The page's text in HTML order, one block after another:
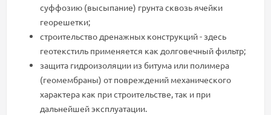
суффозию (высыпание) грунта сквозь ячейки
георешетки;
строительство дренажных конструкций - здесь
геотекстиль применяется как долговечный фильтр;
защита гидроизоляции из битума или полимера
(геомембраны) от повреждений механического
характера как при строительстве, так и при
дальнейшей эксплуатации.